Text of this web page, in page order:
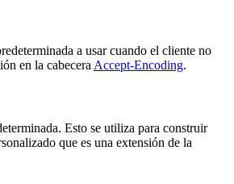
a usar cuando el cliente no
en la cabecera Accept-Encoding.
Esto se utiliza para construir
que es una extensión de la